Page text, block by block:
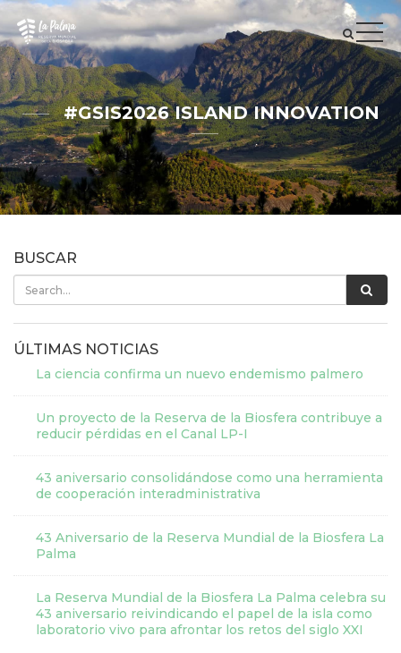
#GSIS2026 ISLAND INNOVATION
BUSCAR
ÚLTIMAS NOTICIAS
La ciencia confirma un nuevo endemismo palmero
Un proyecto de la Reserva de la Biosfera contribuye a
reducir pérdidas en el Canal LP-I
43 aniversario consolidándose como una herramienta
de cooperación interadministrativa
43 Aniversario de la Reserva Mundial de la Biosfera La
Palma
La Reserva Mundial de la Biosfera La Palma celebra su
43 aniversario reivindicando el papel de la isla como
laboratorio vivo para afrontar los retos del siglo XXI